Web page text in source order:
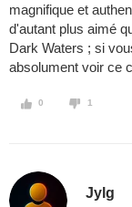
magnifique et
d'autant plus aimé
Dark Waters ; si
absolument voir ce
0 1
Jylg